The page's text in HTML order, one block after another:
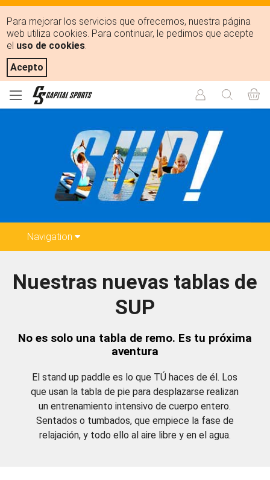
Para mejorar los servicios que ofrecemos, nuestra página
web utiliza cookies. Para continuar, le pedimos que acepte
el uso de cookies.
Acepto
Navigation
Nuestras nuevas tablas de
SUP
No es solo una tabla de remo. Es tu próxima
aventura
El stand up paddle es lo que TÚ haces de él. Los
que usan la tabla de pie para desplazarse realizan
un entrenamiento intensivo de cuerpo entero.
Sentados o tumbados, que empiece la fase de
relajación, y todo ello al aire libre y en el agua.